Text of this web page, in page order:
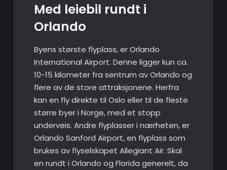
Med leiebil rundt i
Orlando
Byens største flyplass, er Orlando
International Airport. Denne ligger kun ca.
10-15 kilometer fra sentrum av Orlando og
flere av de store attraksjonene. Herfra
kan en fly direkte til Oslo eller til de fleste
større byer i Norge, med et stopp
underveis. Andre flyplasser i nærheten, er
Orlando Sanford Airport, en flyplass som
brukes av flyselskapet Allegiant Air. Skal
en rundt i Orlando og Florida generelt, da